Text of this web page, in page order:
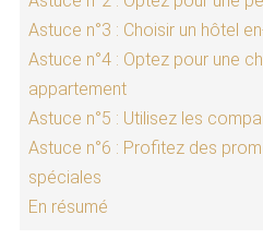
Astuce n°3 : Choisir un hôtel
Astuce n°4 : Optez pour une
appartement
Astuce n°5 : Utilisez les
Astuce n°6 : Profitez des
spéciales
En résumé